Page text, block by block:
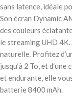
sans latence, idéale
Son écran Dynamic
des couleurs
le streaming UHD
naturelle. Profitez
jusqu’à 2 To, et
et endurante, elle
batterie 8400 mAh.